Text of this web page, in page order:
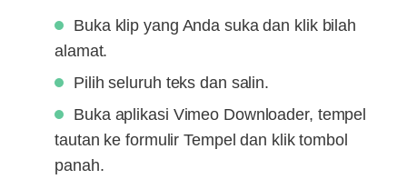
Buka klip yang Anda suka dan klik bilah
alamat.
Pilih seluruh teks dan salin.
Buka aplikasi Vimeo Downloader, tempel
tautan ke formulir Tempel dan klik tombol
panah.